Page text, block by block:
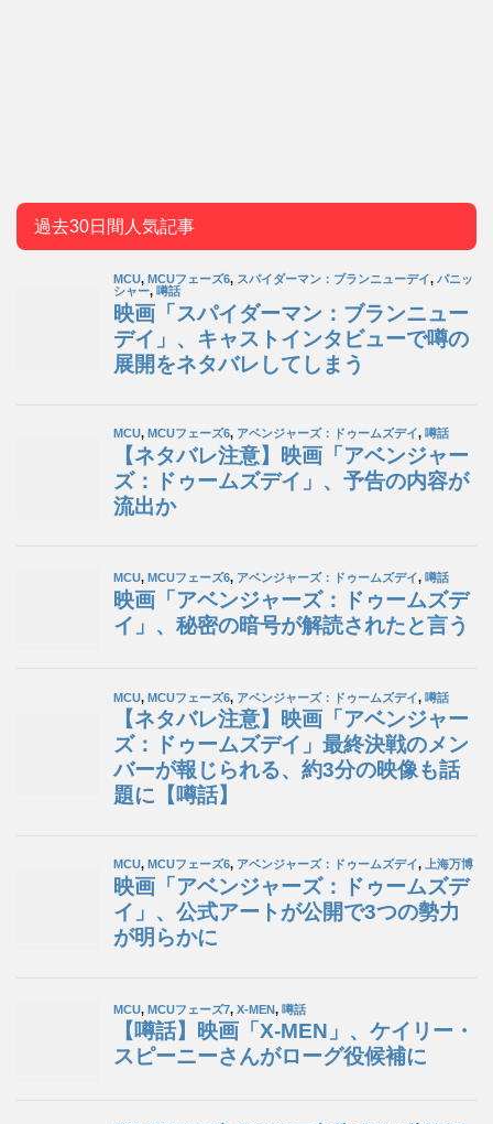
過去30日間人気記事